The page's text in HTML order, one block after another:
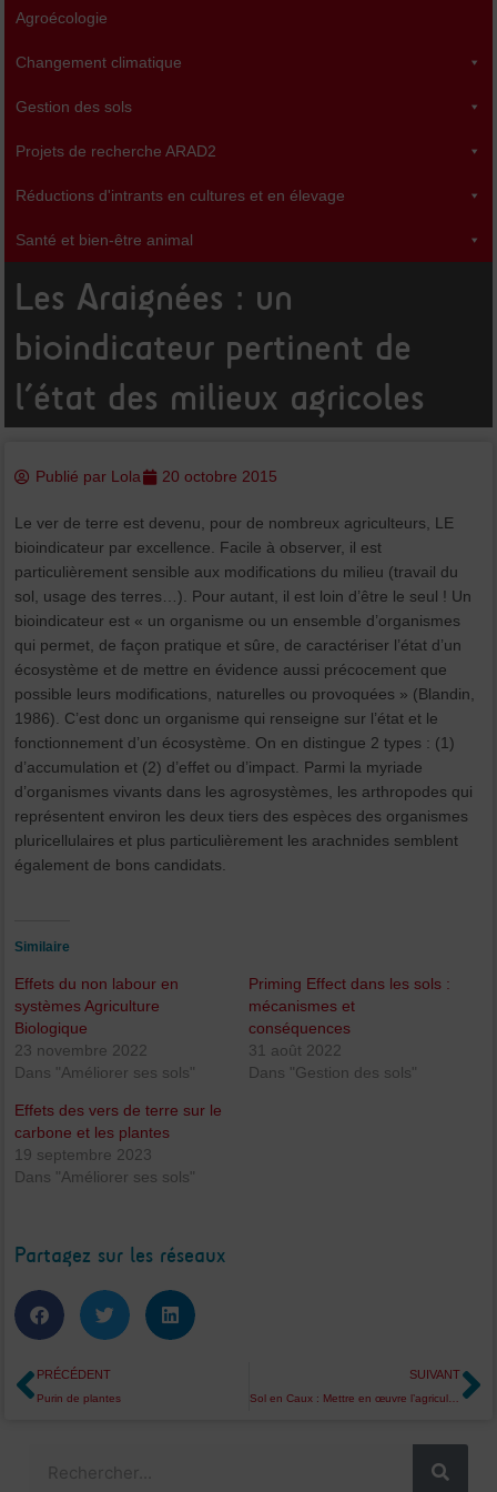
Agroécologie
Changement climatique
Gestion des sols
Projets de recherche ARAD2
Réductions d'intrants en cultures et en élevage
Santé et bien-être animal
Les Araignées : un
bioindicateur pertinent de
l’état des milieux agricoles
Publié par Lola 20 octobre 2015
Le ver de terre est devenu, pour de nombreux agriculteurs, LE
bioindicateur par excellence. Facile à observer, il est
particulièrement sensible aux modifications du milieu (travail du
sol, usage des terres…). Pour autant, il est loin d’être le seul ! Un
bioindicateur est « un organisme ou un ensemble d’organismes
qui permet, de façon pratique et sûre, de caractériser l’état d’un
écosystème et de mettre en évidence aussi précocement que
possible leurs modifications, naturelles ou provoquées » (Blandin,
1986). C’est donc un organisme qui renseigne sur l’état et le
fonctionnement d’un écosystème. On en distingue 2 types : (1)
d’accumulation et (2) d’effet ou d’impact. Parmi la myriade
d’organismes vivants dans les agrosystèmes, les arthropodes qui
représentent environ les deux tiers des espèces des organismes
pluricellulaires et plus particulièrement les arachnides semblent
également de bons candidats.
Similaire
Effets du non labour en
systèmes Agriculture
Biologique
23 novembre 2022
Dans "Améliorer ses sols"
Priming Effect dans les sols :
mécanismes et
conséquences
31 août 2022
Dans "Gestion des sols"
Effets des vers de terre sur le
carbone et les plantes
19 septembre 2023
Dans "Améliorer ses sols"
Partagez sur les réseaux
Précédent
PRÉCÉDENT
Purin de plantes
SUIVANT
Sol en Caux : Mettre en œuvre l’agriculture de conservation en systèmes avec cultures industrielles